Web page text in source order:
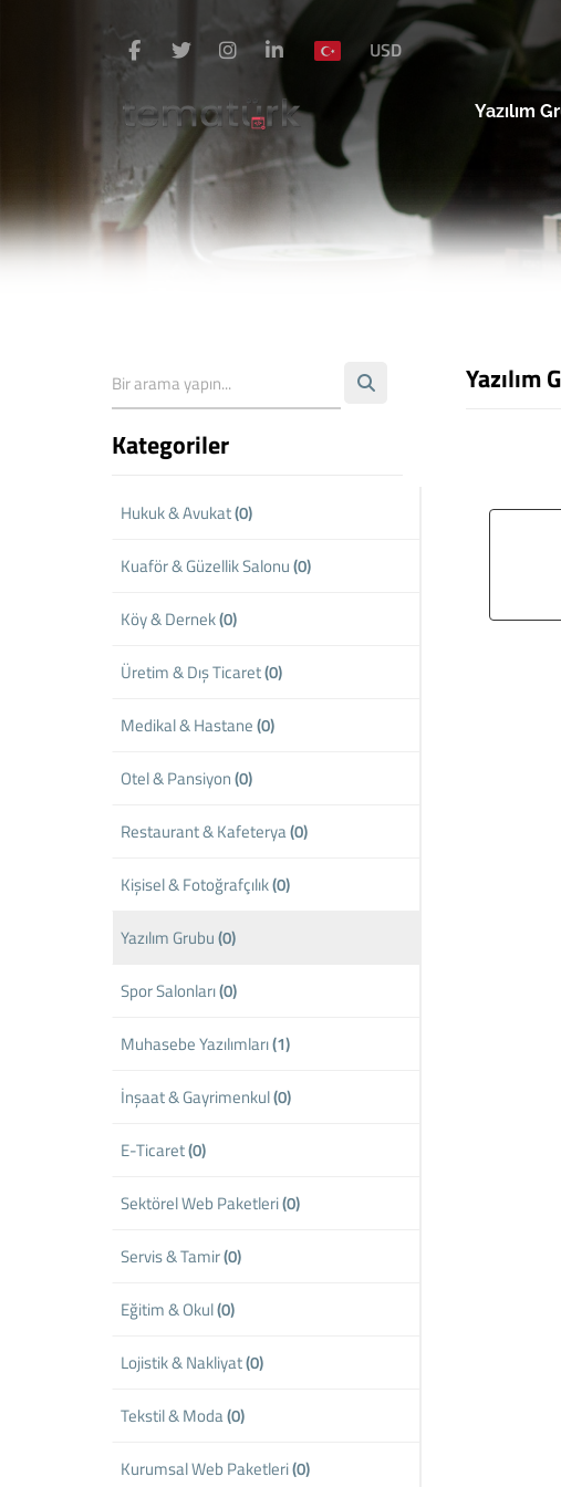
USD
Yazılım
Yazılım
Kategoriler
Hukuk & Avukat(0)
Kuaför & Güzellik Salonu(0)
Köy & Dernek(0)
Üretim & Dış Ticaret(0)
Medikal & Hastane(0)
Otel & Pansiyon(0)
Restaurant & Kafeterya(0)
Kişisel & Fotoğrafçılık(0)
Yazılım Grubu(0)
Spor Salonları(0)
Muhasebe Yazılımları(1)
İnşaat & Gayrimenkul(0)
E-Ticaret(0)
Sektörel Web Paketleri(0)
Servis & Tamir(0)
Eğitim & Okul(0)
Lojistik & Nakliyat(0)
Tekstil & Moda(0)
Kurumsal Web Paketleri(0)